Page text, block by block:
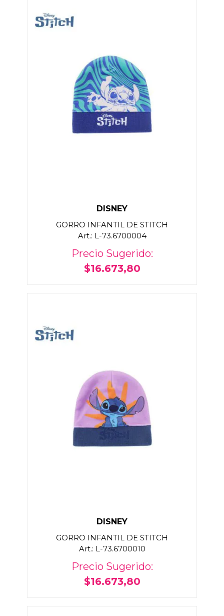
DISNEY
GORRO INFANTIL DE STITCH
Art.: L-73.6700004
Precio Sugerido:
$16.673,80
DISNEY
GORRO INFANTIL DE STITCH
Art.: L-73.6700010
Precio Sugerido:
$16.673,80